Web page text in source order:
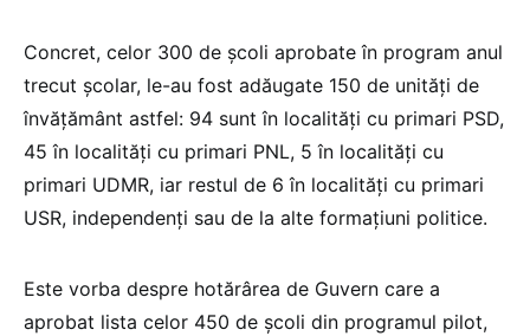
Concret, celor 300 de școli aprobate în program anul
trecut școlar, le-au fost adăugate 150 de unități de
învățământ astfel: 94 sunt în localități cu primari PSD,
45 în localități cu primari PNL, 5 în localități cu
primari UDMR, iar restul de 6 în localități cu primari
USR, independenți sau de la alte formațiuni politice.
Este vorba despre hotărârea de Guvern care a
aprobat lista celor 450 de școli din programul pilot,